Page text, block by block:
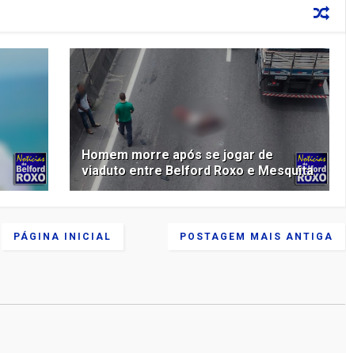
Homem morre após se jogar de
viaduto entre Belford Roxo e Mesquita
POSTAGEM MAIS ANTIGA
PÁGINA INICIAL